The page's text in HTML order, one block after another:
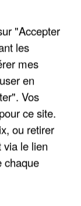
"Accepter
les
mes
en
Vos
ce site.
ou retirer
le lien
chaque